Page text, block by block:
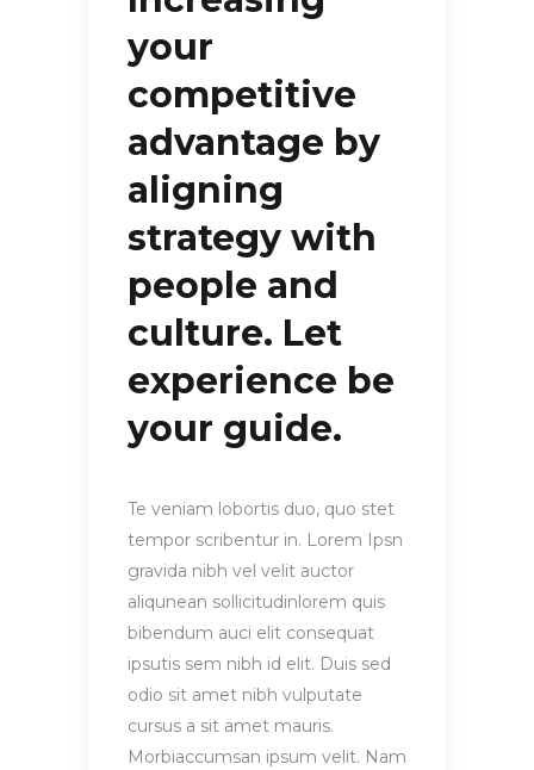
your
competitive
advantage by
aligning
strategy with
people and
culture. Let
experience be
your guide.
Te veniam lobortis duo, quo stet
tempor scribentur in. Lorem Ipsn
gravida nibh vel velit auctor
aliqunean sollicitudinlorem quis
bibendum auci elit consequat
ipsutis sem nibh id elit. Duis sed
odio sit amet nibh vulputate
cursus a sit amet mauris.
Morbiaccumsan ipsum velit. Nam